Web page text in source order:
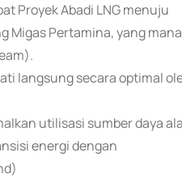
Proyek Abadi LNG menuju
Migas Pertamina, yang mana
langsung secara optimal
utilisasi sumber daya
energi dengan